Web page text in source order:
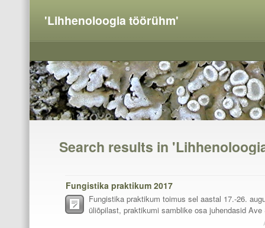
'Lihhenoloogia töörühm'
Search results in
Fungistika praktikum 2017
Fungistika praktikum toimus sel aastal 17.-26.
üliõpilast, praktikumi samblike osa juhendasid